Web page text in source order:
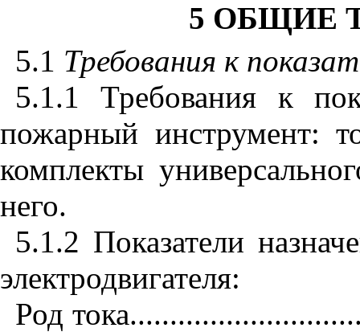
5 ОБЩИЕ
5.1 Требования к
5.1.1 Требования к
пожарный инструмент:
комплекты
него.
5.1.2 Показатели
электродвигателя:
Род тока